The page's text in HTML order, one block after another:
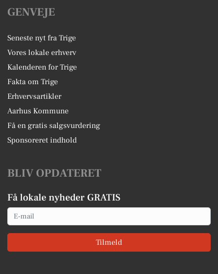
GENVEJE
Seneste nyt fra Trige
Vores lokale erhverv
Kalenderen for Trige
Fakta om Trige
Erhvervsartikler
Aarhus Kommune
Få en gratis salgsvurdering
Sponsoreret indhold
BLIV OPDATERET
Få lokale nyheder GRATIS
Email
Tilmeld